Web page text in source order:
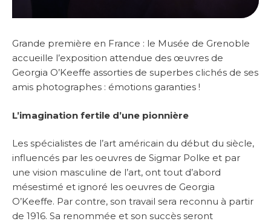
Grande première en France : le Musée de Grenoble
accueille l’exposition attendue des œuvres de
Georgia O’Keeffe assorties de superbes clichés de ses
amis photographes : émotions garanties !
L’imagination fertile d’une pionnière
Les spécialistes de l’art américain du début du siècle,
influencés par les oeuvres de Sigmar Polke et par
une vision masculine de l’art, ont tout d’abord
mésestimé et ignoré les oeuvres de Georgia
O’Keeffe. Par contre, son travail sera reconnu à partir
de 1916. Sa renommée et son succès seront